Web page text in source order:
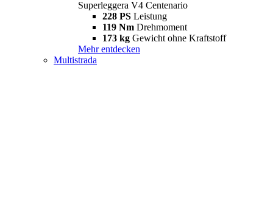
Superleggera V4 Centenario
228 PS Leistung
119 Nm Drehmoment
173 kg Gewicht ohne Kraftstoff
Mehr entdecken
Multistrada